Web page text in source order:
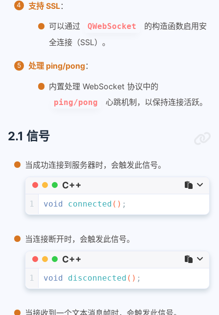
支持 SSL：
可以通过 QWebSocket
的构造函数启用安
全连接（SSL）。
处理 ping/pong：
内置处理 WebSocket 协议中的
ping/pong 心跳机制，以保持连接活跃。
2.1 信号
当成功连接到服务器时，会触发此信号。
C++
1 void connected () ;
当连接断开时，会触发此信号。
C++
1 void disconnected () ;
当接收到一个文本消息帧时，会触发此信号。